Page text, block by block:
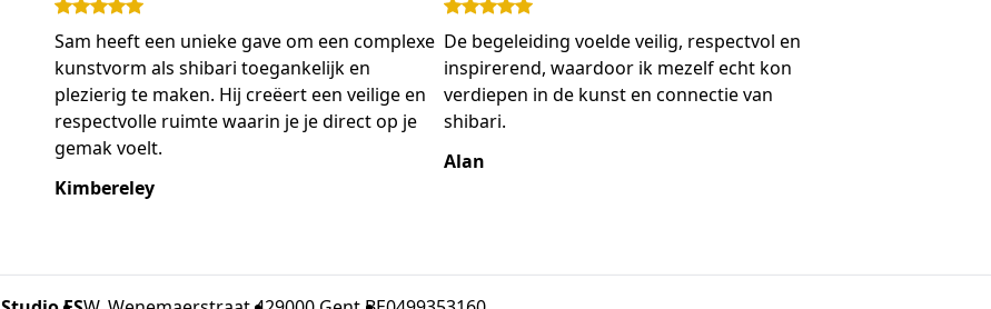
Sam heeft een unieke gave om een complexe
kunstvorm als shibari toegankelijk en
plezierig te maken. Hij creëert een veilige en
respectvolle ruimte waarin je je direct op je
gemak voelt.
Kimbereley
De begeleiding voelde veilig, respectvol en
inspirerend, waardoor ik mezelf echt kon
verdiepen in de kunst en connectie van
shibari.
Alan